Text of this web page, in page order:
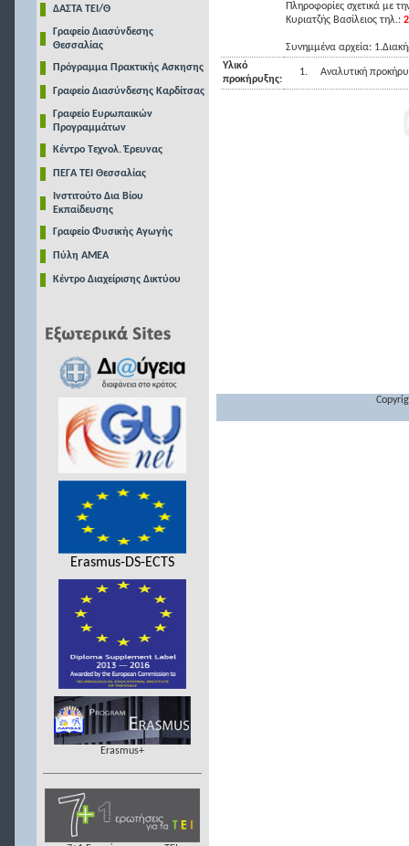
ΔΑΣΤΑ ΤΕΙ/Θ
Γραφείο Διασύνδεσης
Θεσσαλίας
Πρόγραμμα Πρακτικής Ασκησης
Γραφείο Διασύνδεσης Καρδίτσας
Γραφείο Ευρωπαικών
Προγραμμάτων
Κέντρο Τεχνολ. Έρευνας
ΠΕΓΑ ΤΕΙ Θεσσαλίας
Ινστιτούτο Δια Βίου
Εκπαίδευσης
Γραφείο Φυσικής Αγωγής
Πύλη ΑΜΕΑ
Κέντρο Διαχείρισης Δικτύου
Erasmus-DS-ECTS
Erasmus+
Πληροφορίες σχετικά με
Κυριατζής Βασίλειος τηλ.:
Συνημμένα αρχεία:
Υλικό
προκήρυξης:
1. Αναλυτική